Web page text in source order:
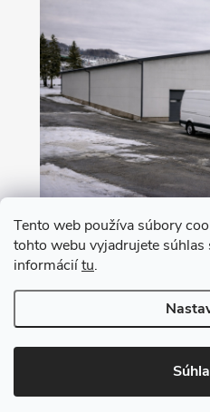
Tento web používa súbory
tohto webu vyjadrujete
informáciítu. Nákup na leasing
Copyright 2026MANTECH. Všetky